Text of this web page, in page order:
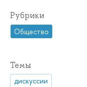
Рубрики
Общество
Темы
дискуссии